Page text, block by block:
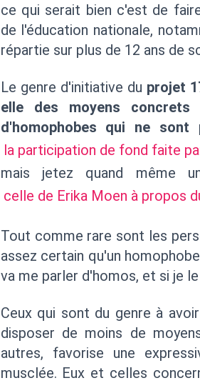
ce qui serait bien c'est de
de l'éducation nationale,
répartie sur plus de 12 ans de
Le genre d'initiative du projet
elle des moyens
d'homophobes qui ne sont
la participation de fond faite
mais jetez quand même
celle de Erika Moen à propos
Tout comme rare sont les
assez certain qu'un
va me parler d'homos, et si je
Ceux qui sont du genre à
disposer de moins de
autres, favorise une
musclée. Eux et celles